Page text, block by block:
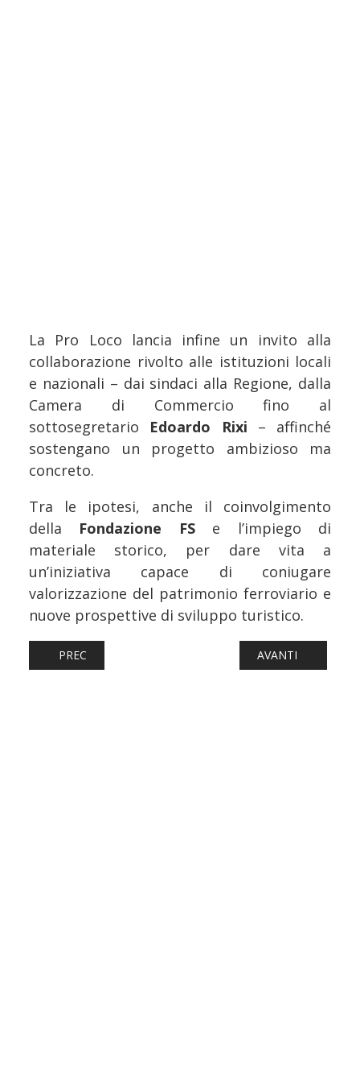
La Pro Loco lancia infine un invito alla
collaborazione rivolto alle istituzioni locali
e nazionali – dai sindaci alla Regione, dalla
Camera di Commercio fino al
sottosegretario Edoardo Rixi – affinché
sostengano un progetto ambizioso ma
concreto.
Tra le ipotesi, anche il coinvolgimento
della Fondazione FSe l’impiego di
materiale storico, per dare vita a
un’iniziativa capace di coniugare
valorizzazione del patrimonio ferroviario e
nuove prospettive di sviluppo turistico.
ARTICOLO PRECEDENTE: FERROVIE: GALLERIA DI
PREC ARTICOLO
AVANTI